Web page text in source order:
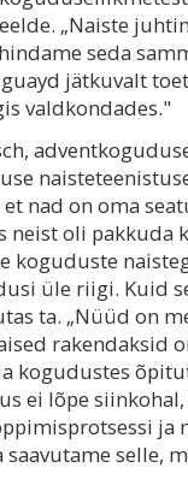
„Naiste
seda
jätkuvalt
valdkondades."
nad on oma
neist oli pakkuda
koguduste
üle riigi. Kuid
ta. „Nüüd on
rakendaksid
kogudustes
ei lõpe
ja
saavutame selle,